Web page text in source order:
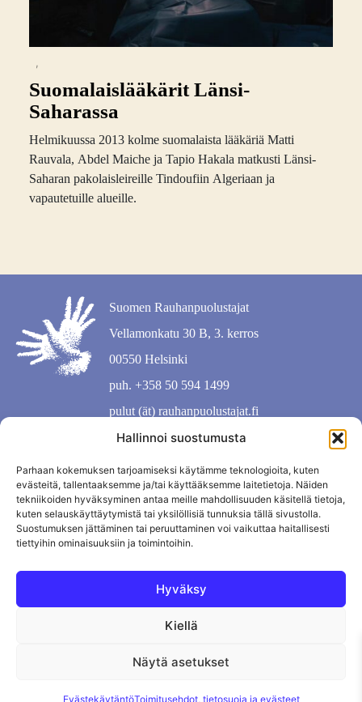
Hallinnoi suostumusta
Parhaan kokemuksen tarjoamiseksi käytämme teknologioita, kuten
evästeitä, tallentaaksemme ja/tai käyttääksemme laitetietoja. Näiden
tekniikoiden hyväksyminen antaa meille mahdollisuuden käsitellä tietoja,
kuten selauskäyttäytymistä tai yksilöllisiä tunnuksia tällä sivustolla.
Suostumuksen jättäminen tai peruuttaminen voi vaikuttaa haitallisesti
tiettyihin ominaisuuksiin ja toimintoihin.
Hyväksy
Kiellä
Näytä asetukset
EvästekäytäntöToimitusehdot, tietosuoja ja evästeet
,
Suomalaislääkärit Länsi-
Saharassa
Helmikuussa 2013 kolme suomalaista lääkäriä Matti
Rauvala, Abdel Maiche ja Tapio Hakala matkusti Länsi-
Saharan pakolaisleireille Tindoufiin Algeriaan ja
vapautetuille alueille.
Suomen Rauhanpuolustajat
Vellamonkatu 30 B, 3. kerros
00550 Helsinki
puh. +358 50 594 1499
pulut (ät) rauhanpuolustajat.fi
Evästekäytäntö
Tilauksen peruutus